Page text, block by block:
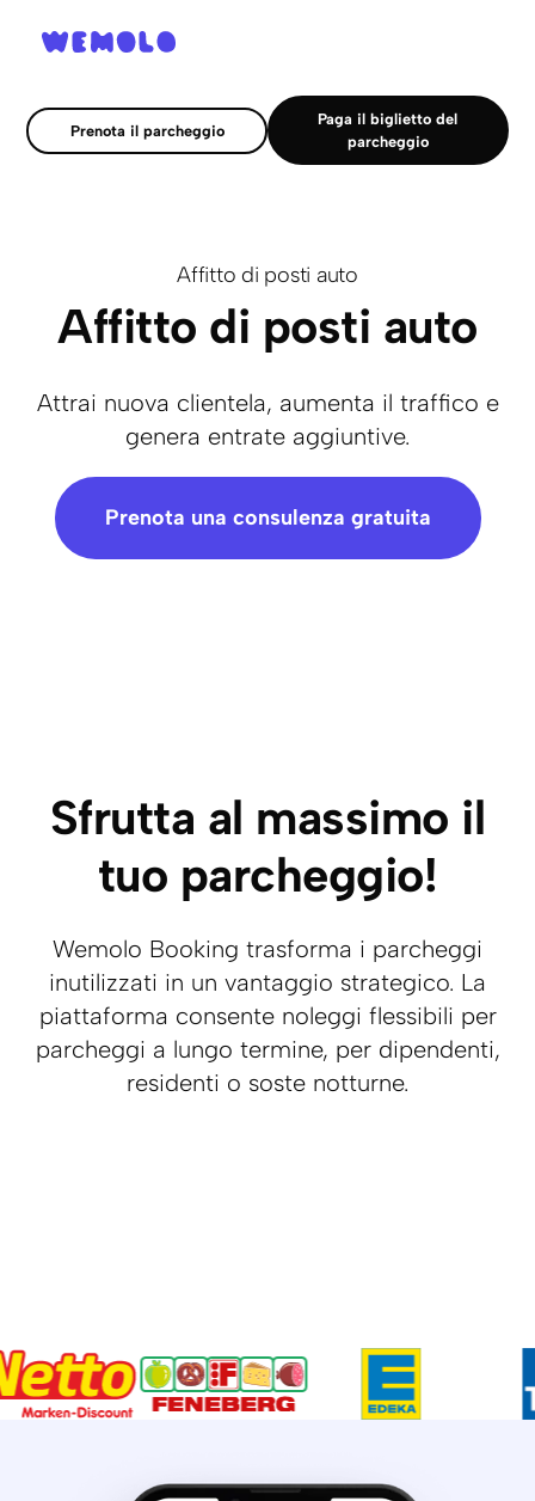
Prenota il parcheggio
Paga il biglietto del
parcheggio
Affitto di posti auto
Affitto di posti auto
Attrai nuova clientela, aumenta il traffico e
genera entrate aggiuntive.
Prenota una consulenza gratuita
Sfrutta al massimo il
tuo parcheggio!
Wemolo Booking trasforma i parcheggi
inutilizzati in un vantaggio strategico. La
piattaforma consente noleggi flessibili per
parcheggi a lungo termine, per dipendenti,
residenti o soste notturne.